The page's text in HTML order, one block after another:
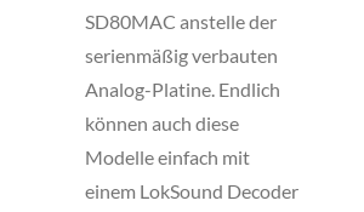
SD80MAC anstelle der
serienmäßig verbauten
Analog-Platine. Endlich
können auch diese
Modelle einfach mit
einem LokSound Decoder